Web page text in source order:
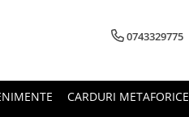
0743329775
CARDURI METAFORICE